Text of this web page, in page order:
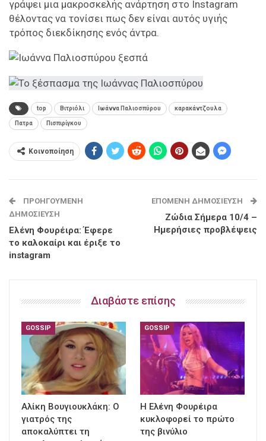
γράψει μια μακροσκελής ανάρτηση στο Instagram
θέλοντας να τονίσει πως δεν είναι αυτός υγιής
τρόπος διεκδίκησης ενός άντρα.
top Βιτριόλι Ιωάννα Παλιοσπύρου καρακάντζουλα
Πατρα Πισπιρίγκου
Κοινοποίηση
ΠΡΟΗΓΟΎΜΕΝΗ
ΔΗΜΟΣΊΕΥΣΗ
Ελένη Φουρέιρα: Έφερε
το καλοκαίρι και έριξε το
instagram
ΕΠΌΜΕΝΗ ΔΗΜΟΣΊΕΥΣΗ
Ζώδια Σήμερα 10/4 –
Ημερήσιες προβλέψεις
Διαβάστε επίσης
GOSSIP
Αλίκη Βουγιουκλάκη: Ο
γιατρός της
αποκαλύπτει τη
GOSSIP
Η Ελένη Φουρέιρα
κυκλοφορεί το πρώτο
της βινύλιο